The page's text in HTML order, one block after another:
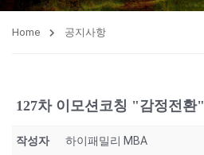
Home 공지사항
127차 이모션코칭 "감정전환"
작성자 하이패밀리 MBA